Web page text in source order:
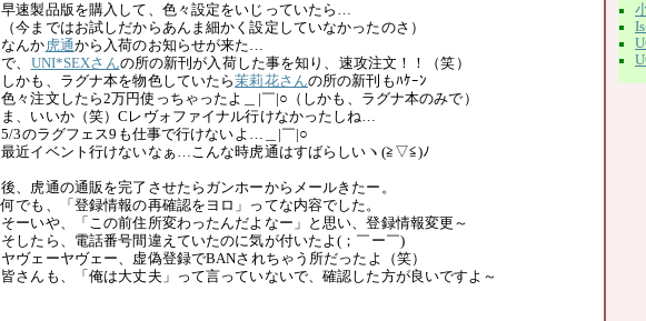
早速製品版を購入して、色々設定をいじっていたら…
（今まではお試しだからあんま細かく設定していなかったのさ）
なんか虎通から入荷のお知らせが来た…
で、 UNI*SEXさんの所の新刊が入荷した事を知り、速攻注文！！（笑）
しかも、ラグナ本を物色していたら茉莉花さんの所の新刊もﾊｹｰﾝ
色々注文したら2万円使っちゃったよ＿|￣|○（しかも、ラグナ本のみで）
ま、いいか（笑）Cレヴォファイナル行けなかったしね…
5/3のラグフェス9も仕事で行けないよ…＿|￣|○
最近イベント行けないなぁ…こんな時虎通はすばらしいヽ(≧▽≦)ﾉ
後、虎通の通販を完了させたらガンホーからメールきたー。
何でも、「登録情報の再確認をヨロ」ってな内容でした。
そーいや、「この前住所変わったんだよなー」と思い、登録情報変更～
そしたら、電話番号間違えていたのに気が付いたよ(；￣ー￣)
ヤヴェーヤヴェー、虚偽登録でBANされちゃう所だったよ（笑）
皆さんも、「俺は大丈夫」って言っていないで、確認した方が良いですよ～